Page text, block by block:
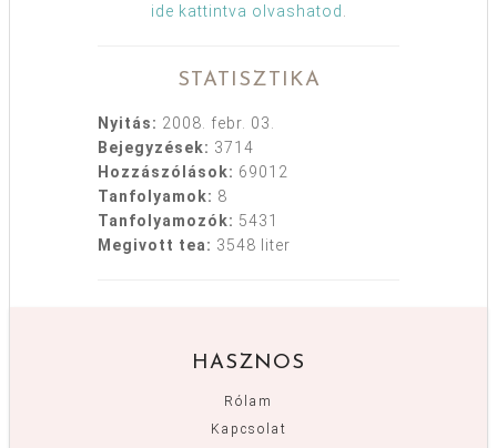
ide kattintva olvashatod
STATISZTIKA
Nyitás: 2008. febr. 03.
Bejegyzések: 3714
Hozzászólások: 69012
Tanfolyamok: 8
Tanfolyamozók: 5431
Megivott tea: 3548 liter
HASZNOS
Rólam
Kapcsolat